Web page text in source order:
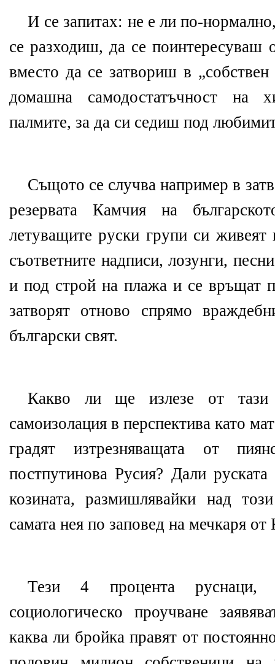
И се запитах: не е ли по-
се разходиш, да се поинтересуваш
вместо да се затвориш в „собствен
домашна самодостатъчност на
палмите, за да си седиш под
Същото се случва например в
резервата Камчия на
летуващите руски групи си живеят
съответните надписи, лозунги,
и под строй на плажа и се връщат
затворят отново спрямо
български свят.
Какво ли ще излезе от тази
самоизолация в перспектива като
градят изтрезняващата от
постпутинова Русия? Дали
козината, размишлявайки над
самата нея по заповед на мечкаря
Тези 4 процента руснаци,
социологическо проучване
каква ли бройка правят от